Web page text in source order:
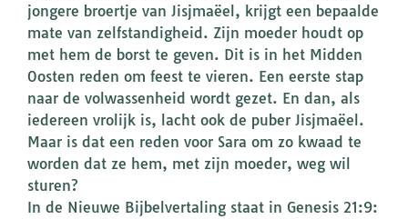
jongere broertje van Jisjmaëel, krijgt een bepaalde
mate van zelfstandigheid. Zijn moeder houdt op
met hem de borst te geven. Dit is in het Midden
Oosten reden om feest te vieren. Een eerste stap
naar de volwassenheid wordt gezet. En dan, als
iedereen vrolijk is, lacht ook de puber Jisjmaëel.
Maar is dat een reden voor Sara om zo kwaad te
worden dat ze hem, met zijn moeder, weg wil
sturen?
In de Nieuwe Bijbelvertaling staat in Genesis 21:9: